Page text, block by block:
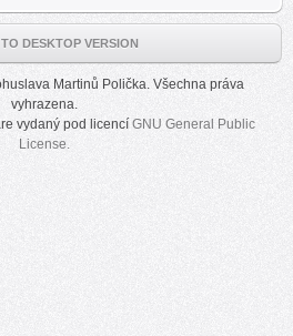
DESKTOP VERSION
Martinů Polička. Všechna práva
vyhrazena.
vydaný pod licencí GNU General Public
License.